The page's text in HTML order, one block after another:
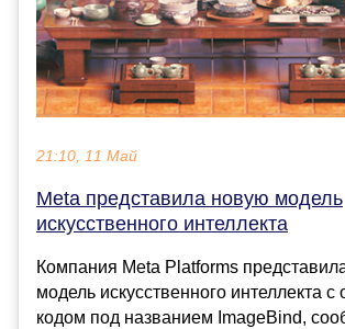
21:10, 11 Май
Meta представила новую модель
искусственного интеллекта
Компания Meta Platforms
модель искусственного интеллекта
кодом под названием ImageBind,